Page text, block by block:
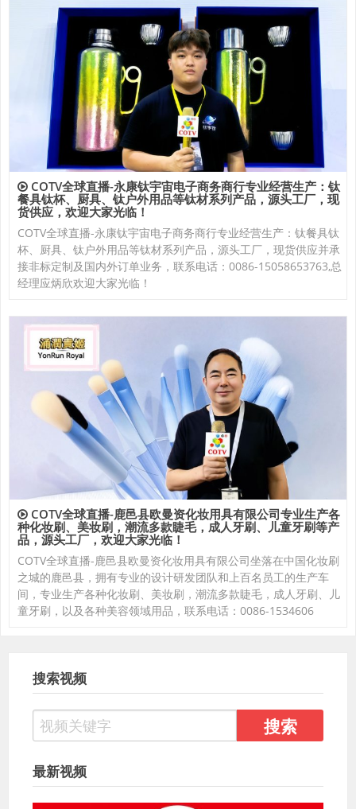
COTV全球直播-永康钛宇宙电子商务商行专业经营生产：钛
餐具钛杯、厨具、钛户外用品等钛材系列产品，源头工厂，现
货供应，欢迎大家光临！
COTV全球直播-永康钛宇宙电子商务商行专业经营生产：钛餐具钛
杯、厨具、钛户外用品等钛材系列产品，源头工厂，现货供应并承
接非标定制及国内外订单业务，联系电话：0086-15058653763,总
经理应炳欣欢迎大家光临！
COTV全球直播-鹿邑县欧曼资化妆用具有限公司专业生产各
种化妆刷、美妆刷，潮流多款睫毛，成人牙刷、儿童牙刷等产
品，源头工厂，欢迎大家光临！
COTV全球直播-鹿邑县欧曼资化妆用具有限公司坐落在中国化妆刷
之城的鹿邑县，拥有专业的设计研发团队和上百名员工的生产车
间，专业生产各种化妆刷、美妆刷，潮流多款睫毛，成人牙刷、儿
童牙刷，以及各种美容领域用品，联系电话：0086-1534606
搜索视频
最新视频